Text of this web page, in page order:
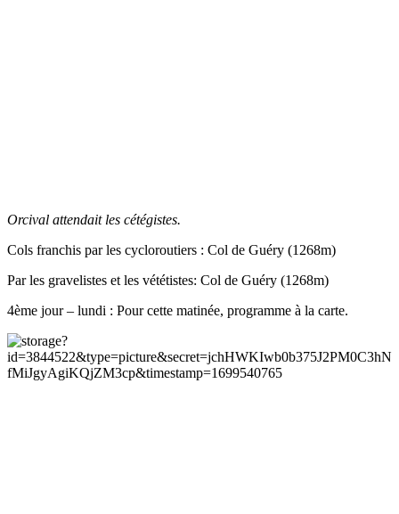
Orcival attendait les cétégistes.
Cols franchis par les cycloroutiers : Col de Guéry (1268m)
Par les gravelistes et les vététistes: Col de Guéry (1268m)
4ème jour – lundi : Pour cette matinée, programme à la carte.